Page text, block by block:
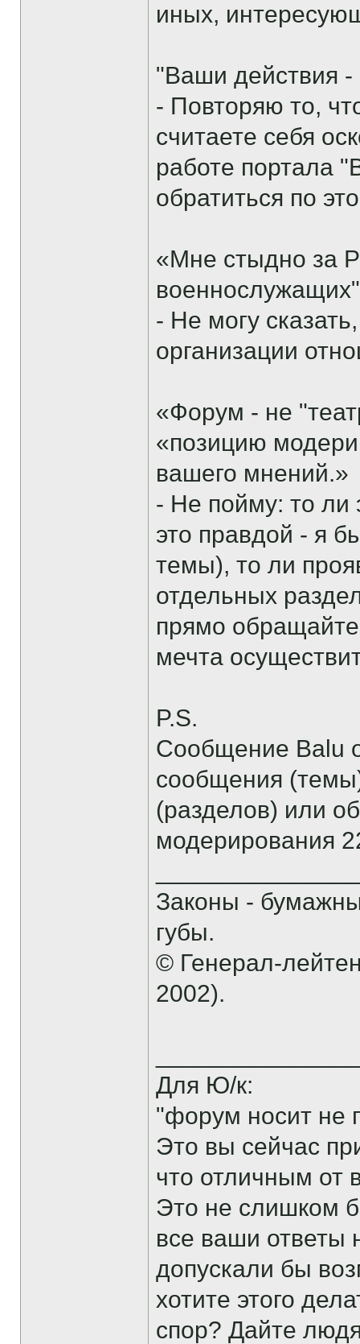
иных,
"Ваши действия
- Повторяю то,
считаете себя
работе портала
обратиться по
«Мне стыдно за
- Не могу
организации
«Форум - не
«позицию
вашего мнений.»
- Не пойму: то ли
это правдой - я
темы), то ли
отдельных
прямо
мечта
P.S.
Сообщение Balu
сообщения
(разделов) или
модерирования
Законы -
губы.
© Генерал-
2002).
Для Ю/к:
"форум носит не
Это вы сейчас
что отличным от
Это не слишком
все ваши ответы
допускали бы
хотите этого
спор? Дайте